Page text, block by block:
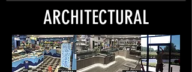
ARCHITECTURAL